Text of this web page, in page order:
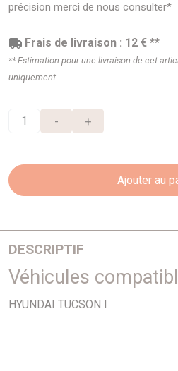
précision merci de nous consulter*
Frais de livraison : 12 € **
** Estimation pour une livraison de cet
uniquement.
- +
Ajouter au
DESCRIPTIF
Fond noir
Véhicules
HYUNDAI TUCSON I